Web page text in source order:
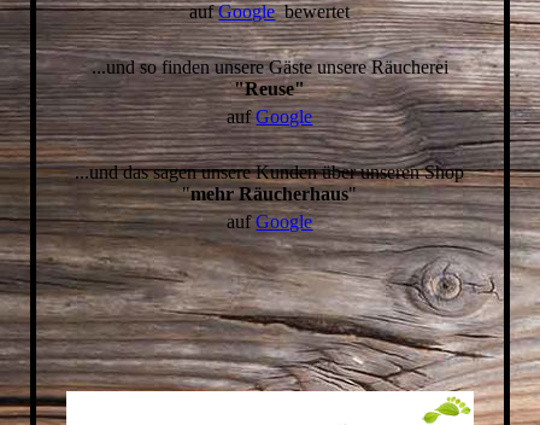
aufGooglebewertet
...und so finden unsere Gäste unsere Räucherei
"Reuse"
aufGoogle
...und das sagen unsere Kunden über unseren Shop
"mehr Räucherhaus"
aufGoogle